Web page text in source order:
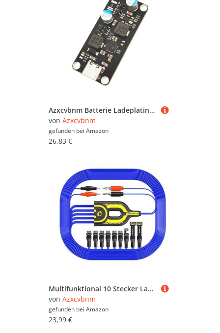
Azxcvbnm Batterie Ladeplatine Mit Überladungsschutz Für Lautsprecher Erhöht PCB Boardmodul des Stromversorgungsschutzes
von Azxcvbnm
gefunden bei Amazon
26,83 €
Multifunktional 10 Stecker Ladungskabel Gleichzeitige Geräte Ladung Telefon Reparaturstärke Erhöht Kabel Motherboards Aktivierungskabel
von Azxcvbnm
gefunden bei Amazon
23,99 €